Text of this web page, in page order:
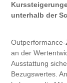
unterhalb der
an der
Ausstattung
Bezugswertes.